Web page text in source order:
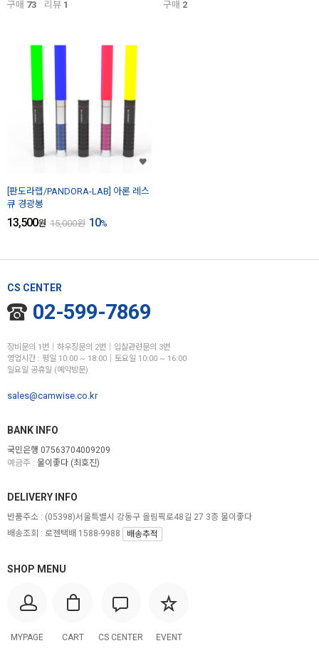
구매 73 리뷰 1
구매 2
[판도라랩/PANDORA-LAB] 아론 레스
큐 경광봉
13,500원 15,000원 10%
CS CENTER
02-599-7869
장비문의 1번│하우징문의 2번│입찰관련문의 3번
영업시간 : 평일 10:00 ~ 18:00│토요일 10:00 ~ 16:00
일요일 공휴일 (예약방문)
sales@camwise.co.kr
BANK INFO
국민은행 07563704009209
예금주 : 물이좋다 (최호진)
SHOP MENU
MYPAGE CART CS CENTER EVENT
DELIVERY INFO
반품주소 : (05398)서울특별시 강동구 올림픽로48길 27 3층 물이좋다
배송조회 : 로젠택배 1588-9988
배송추적